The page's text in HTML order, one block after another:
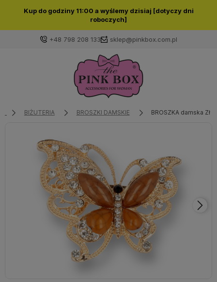
Kup do godziny 11:00 a wyślemy dzisiaj [dotyczy dni
roboczych]
+48 798 208 133 sklep@pinkbox.com.pl
Zaloguj się
Wybierz coś dla siebie z naszej aktualnej oferty lub
zaloguj się, aby przywrócić dodane produkty do listy
z poprzedniej sesji.
BIŻUTERIA BROSZKI DAMSKIE BROSZKA damska